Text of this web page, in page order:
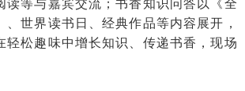
、世界读书日、经典作品等内容展开，
轻松趣味中增长知识、传递书香，现场